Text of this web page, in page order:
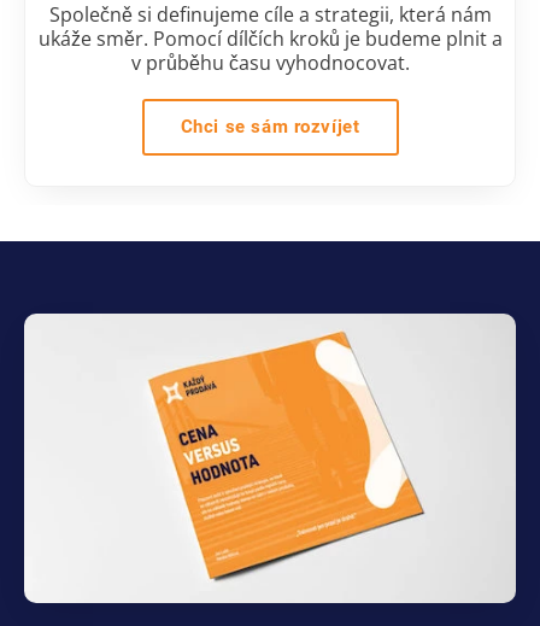
Společně si definujeme cíle a strategii, která nám
ukáže směr. Pomocí dílčích kroků je budeme plnit a
v průběhu času vyhodnocovat.
Chci se sám rozvíjet